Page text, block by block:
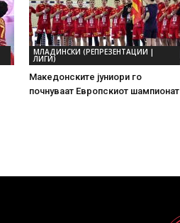
МЛАДИНСКИ (РЕПРЕЗЕНТАЦИИ |
ЛИГИ)
Mакедонските јуниори го
почнуваат Европскиот шампионат